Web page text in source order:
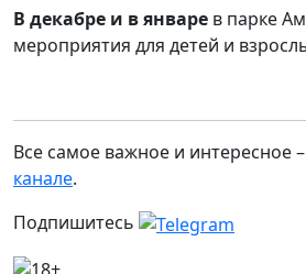
В декабре и в январе в парке
мероприятия для детей и
Все самое важное и интересное
канале.
Подпишитесь